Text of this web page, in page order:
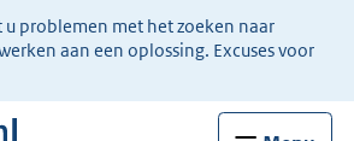
problemen met het zoeken naar
aan een oplossing. Excuses voor